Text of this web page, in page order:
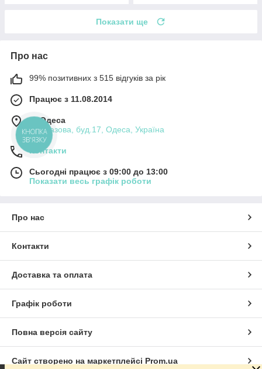
Показати ще
Про нас
99% позитивних з 515 відгуків за рік
Працює з 11.08.2014
м. Одеса
вул.Базова, буд.17, Одеса, Україна
Контакти
Сьогодні працює з 09:00 до 13:00
Показати весь графік роботи
Про нас
Контакти
Доставка та оплата
Графік роботи
Повна версія сайту
Сайт створено на маркетплейсі Prom.ua
КНОПКА
ЗВ'ЯЗКУ